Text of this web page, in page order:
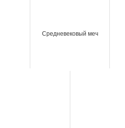
Средневековый меч